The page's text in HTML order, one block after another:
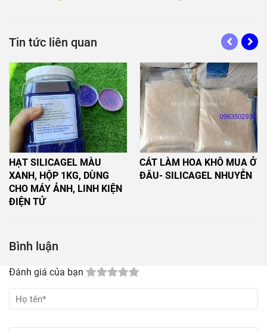
Tin tức liên quan
HẠT SILICAGEL MÀU
XANH, HỘP 1KG, DÙNG
CHO MÁY ẢNH, LINH KIỆN
ĐIỆN TỬ
CÁT LÀM HOA KHÔ MUA Ở
ĐÂU- SILICAGEL NHUYỄN
Bình luận
Đánh giá của bạn